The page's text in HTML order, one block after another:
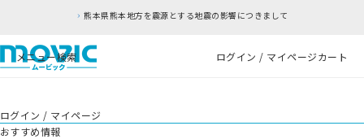
熊本県熊本地方を震源とする地震の影響につきまして
メニュー検索 ログイン / マイページカート
ログイン / マイページ
おすすめ情報